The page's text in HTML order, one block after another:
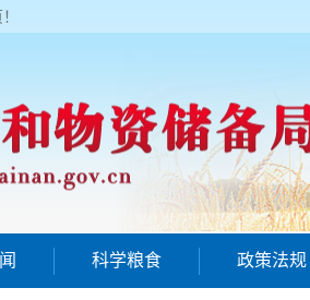
科学粮食 政策法规